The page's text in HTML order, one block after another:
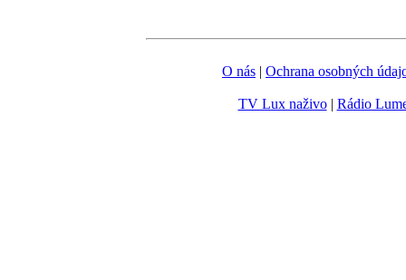
O nás | Ochrana osobných
TV Lux naživo| Rádio